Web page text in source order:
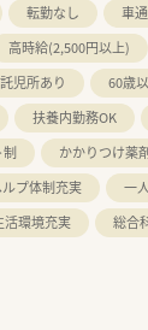
転勤なし
車
高時給(2,500円以上)
託児所あり 60歳
扶養内勤務OK
制 かかりつけ薬
ルプ体制充実
一
活環境充実 総合